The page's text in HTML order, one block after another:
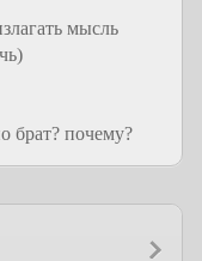
мысль
брат? почему?